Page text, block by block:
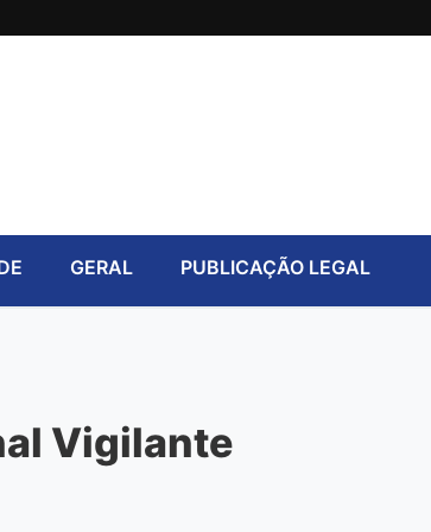
GERAL PUBLICAÇÃO LEGAL
Vigilante